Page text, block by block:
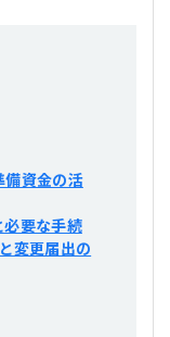
」活用戦略
ン
資金の活
要な手続
変更届出の